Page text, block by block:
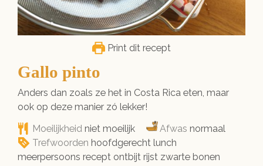
Print dit recept
Gallo pinto
Anders dan zoals ze het in Costa Rica eten, maar
ook op deze manier zó lekker!
Moeilijkheidniet moeilijk Afwasnormaal
Trefwoorden hoofdgerecht lunch
meerpersoons recept ontbijt rijst zwarte bonen